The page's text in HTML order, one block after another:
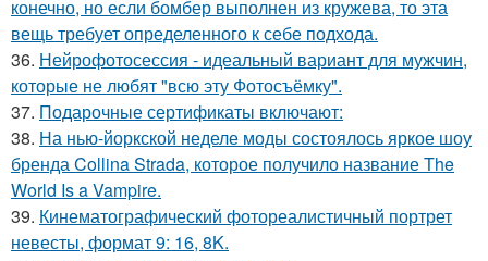
конечно, но если бомбер выполнен из кружева, то эта
вещь требует определенного к себе подхода.
36. Нейрофотосессия - идеальный вариант для мужчин,
которые не любят "всю эту Фотосъёмку".
37. Подарочные сертификаты включают:
38. На нью-йоркской неделе моды состоялось яркое шоу
бренда Collina Strada, которое получило название The
World Is a Vampire.
39. Кинематографический фотореалистичный портрет
невесты, формат 9: 16, 8K.